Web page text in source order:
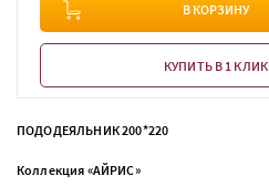
В КОРЗИНУ
КУПИТЬ В 1 КЛИК
ПОДОДЕЯЛЬНИК 200*220
Коллекция «АЙРИС»